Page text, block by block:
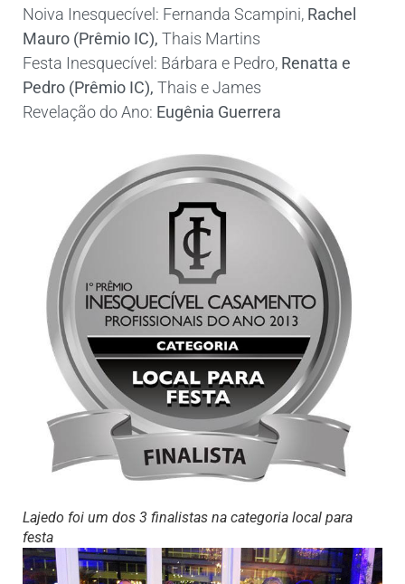
Noiva Inesquecível: Fernanda Scampini, Rachel
Mauro (Prêmio IC), Thais Martins
Festa Inesquecível: Bárbara e Pedro, Renatta e
Pedro (Prêmio IC), Thais e James
Revelação do Ano: Eugênia Guerrera
Lajedo foi um dos 3 finalistas na categoria local para
festa